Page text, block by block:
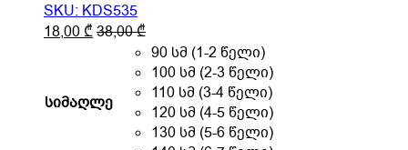
SKU: KDS535
18,00₾38,00₾This
product
has
multiple
variants.
The
სიმაღლე
90 სმ (1-2 წელი)
100 სმ (2-3 წელი)
110 სმ (3-4 წელი)
120 სმ (4-5 წელი)
130 სმ (5-6 წელი)